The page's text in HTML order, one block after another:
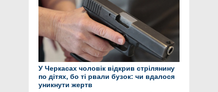
У Черкасах чоловік відкрив стрілянину
по дітях, бо ті рвали бузок: чи вдалося
уникнути жертв